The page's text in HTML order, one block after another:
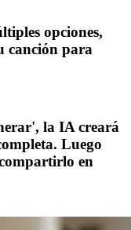
opciones,
canción para
la IA creará
Luego
en